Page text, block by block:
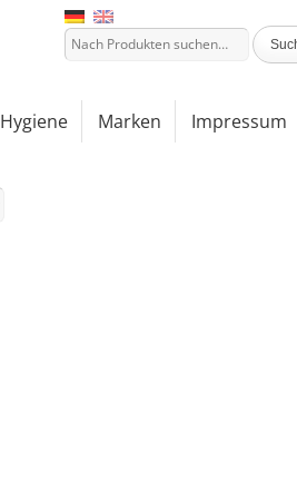
Hygiene Marken Impressum